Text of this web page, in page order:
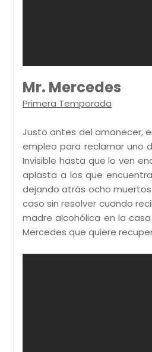
Mr. Mercedes
Primera Temporada
Justo antes del amanecer,
empleo para reclamar uno
Invisible hasta que lo ven
aplasta a los que
dejando atrás ocho muertos
caso sin resolver cuando
madre alcohólica en la
Mercedes que quiere